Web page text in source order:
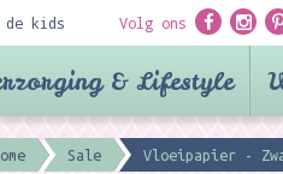
kids Volg ons
& Lifestyle
Sale Vloeipapier -